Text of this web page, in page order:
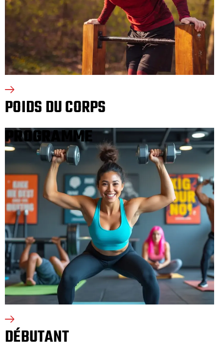
POIDS DU CORPS
PROGRAMME
DÉBUTANT